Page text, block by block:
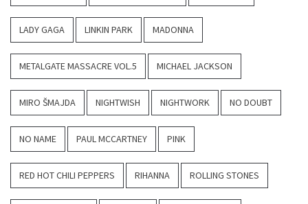
LADY GAGA LINKIN PARK MADONNA
METALGATE MASSACRE VOL.5 MICHAEL JACKSON
MIRO ŠMAJDA NIGHTWISH NIGHTWORK NO DOUBT
NO NAME PAUL MCCARTNEY PINK
RED HOT CHILI PEPPERS RIHANNA ROLLING STONES